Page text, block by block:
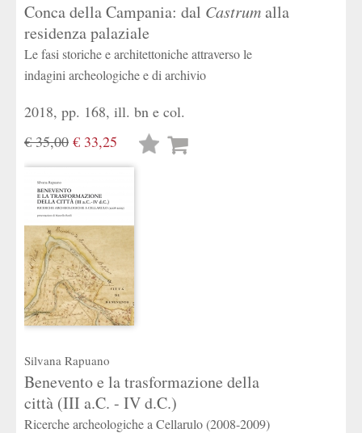
Conca della Campania: dal Castrumalla
residenza palaziale
Le fasi storiche e architettoniche attraverso le
indagini archeologiche e di archivio
2018, pp. 168, ill. bn e col.
€ 35,00 € 33,25
Lista
Silvana Rapuano
Benevento e la trasformazione della
città (III a.C. - IV d.C.)
Ricerche archeologiche a Cellarulo (2008-2009)